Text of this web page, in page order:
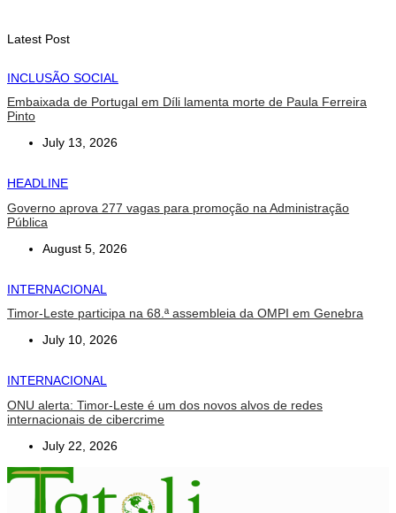
Latest Post
INCLUSÃO SOCIAL
Embaixada de Portugal em Díli lamenta morte de Paula Ferreira
Pinto
July 13, 2026
HEADLINE
Governo aprova 277 vagas para promoção na Administração
Pública
August 5, 2026
INTERNACIONAL
Timor-Leste participa na 68.ª assembleia da OMPI em Genebra
July 10, 2026
INTERNACIONAL
ONU alerta: Timor-Leste é um dos novos alvos de redes
internacionais de cibercrime
July 22, 2026